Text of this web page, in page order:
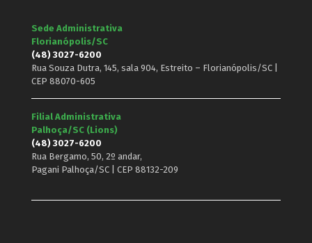
Sede Administrativa
Florianópolis/SC
(48) 3027-6200
Rua Souza Dutra, 145, sala 904, Estreito – Florianópolis/SC |
CEP 88070-605
Filial Administrativa
Palhoça/SC (Lions)
(48) 3027-6200
Rua Bergamo, 50, 2º andar,
Pagani Palhoça/SC | CEP 88132-209